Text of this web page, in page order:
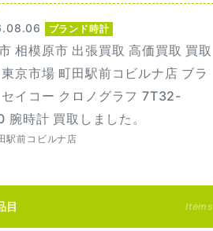
ブランド時計
相模原市 出張買取 高価買取 買取
京市場 町田駅前コビルナ店 ブラ
セイコー クロノグラフ 7T32-
腕時計 買取しました。
駅前コビルナ店
目 Items